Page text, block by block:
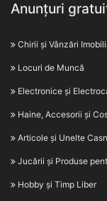
Anunțuri
Chirii și Vânzări
Locuri de Muncă
Electronice și
Haine, Accesorii și
Articole și Unelte
Jucării și Produse
Hobby și Timp Liber